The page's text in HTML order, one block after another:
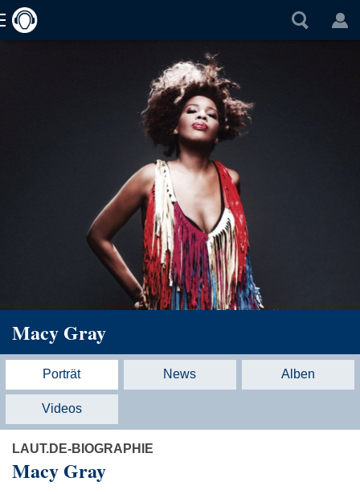
Macy Gray
Porträt News Alben
Videos
LAUT.DE-BIOGRAPHIE
Macy Gray